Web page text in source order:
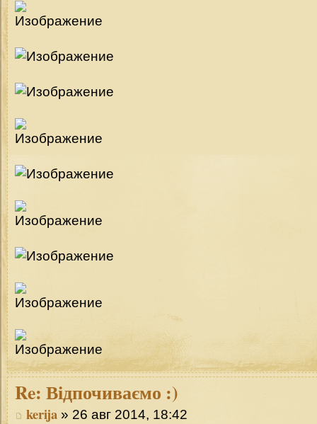
Re: Відпочиваємо :)
kerija » 26 авг 2014, 18:42